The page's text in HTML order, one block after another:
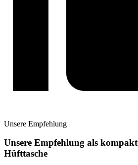
Unsere Empfehlung
Unsere Empfehlung als
Hüfttasche